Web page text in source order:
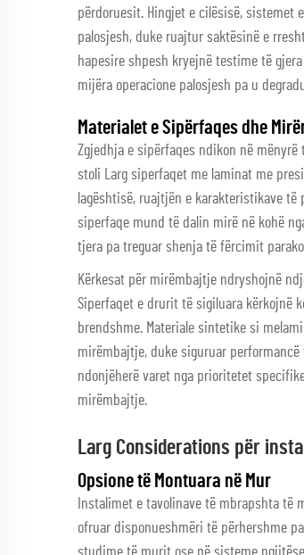
përdoruesit. Hingjet e cilësisë, sistemet
palosjesh, duke ruajtur saktësinë e
hapesire shpesh kryejnë testime të
mijëra operacione palosjesh pa u
Materialet e Sipërfaqes dhe
Zgjedhja e sipërfaqes ndikon në
stoli Larg siperfaqet me laminat me
lagështisë, ruajtjën e karakteristikave
siperfaqe mund të dalin mirë në kohë
tjera pa treguar shenja të fërcimit
Kërkesat për mirëmbajtje ndryshojnë
Siperfaqet e drurit të sigiluara kërkojnë
brendshme. Materiale sintetike si
mirëmbajtje, duke siguruar
ndonjëherë varet nga prioritetet
mirëmbajtje.
Larg Considerations për
Opsione të Montuara në Mur
Instalimet e tavolinave të mbrapshta të
ofruar disponueshmëri të përhershme